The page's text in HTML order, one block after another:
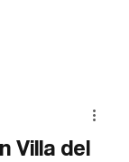
Villa del